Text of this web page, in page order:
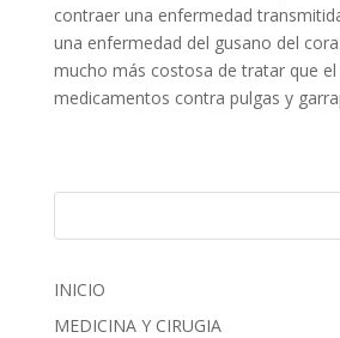
contraer una enfermedad
una enfermedad del gusano del
mucho más costosa de tratar que
medicamentos contra pulgas y
INICIO
MEDICINA Y CIRUGIA